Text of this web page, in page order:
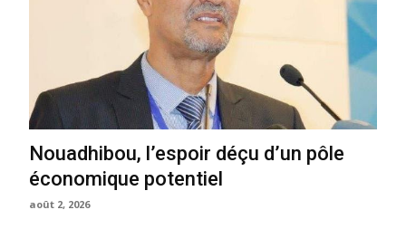
Nouadhibou, l’espoir déçu d’un pôle
économique potentiel
août 2, 2026